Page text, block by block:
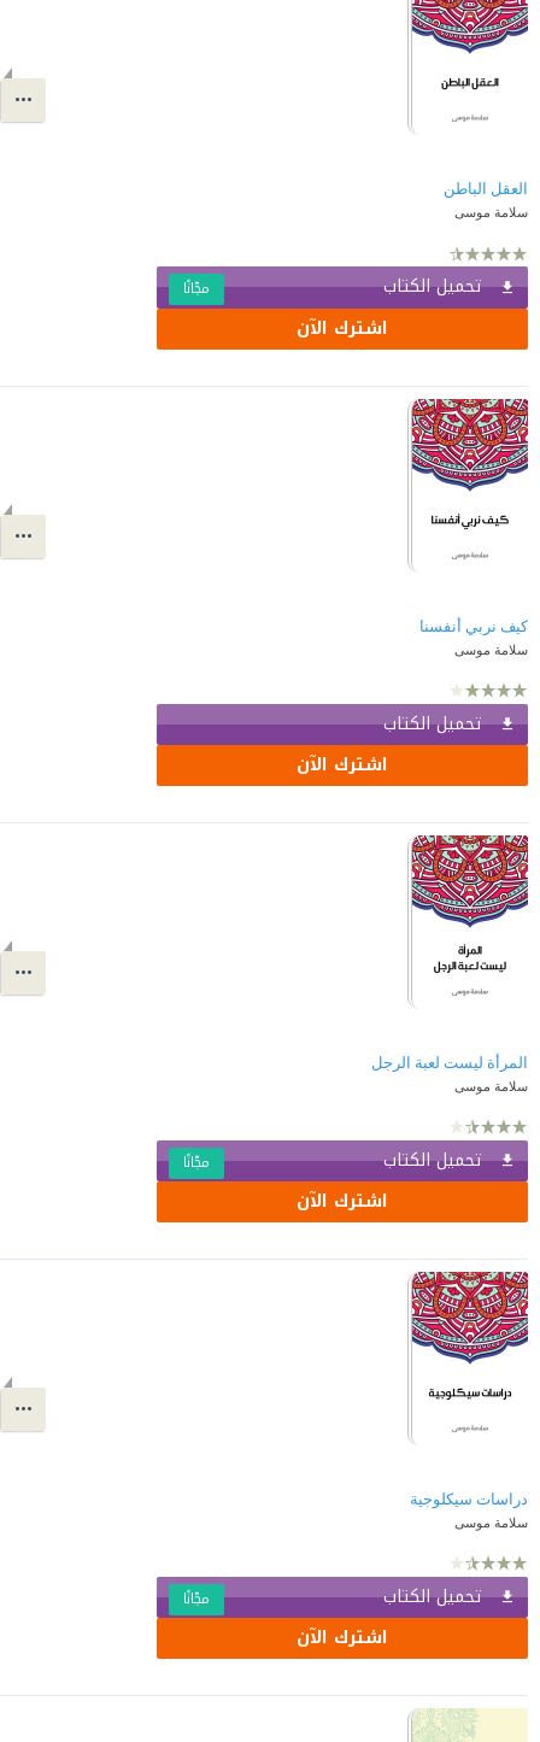
العقل الباطن
سلامة موسى
تحميل الكتاب مجّانًا
اشترك الآن
كيف نربي أنفسنا
سلامة موسى
تحميل الكتاب
اشترك الآن
المرأة ليست لعبة الرجل
سلامة موسى
تحميل الكتاب مجّانًا
اشترك الآن
دراسات سيكلوجية
سلامة موسى
تحميل الكتاب مجّانًا
اشترك الآن